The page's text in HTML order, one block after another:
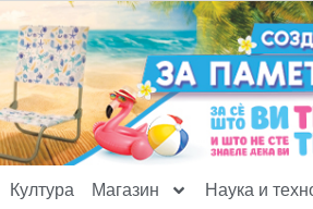
Култура Магазин Наука и